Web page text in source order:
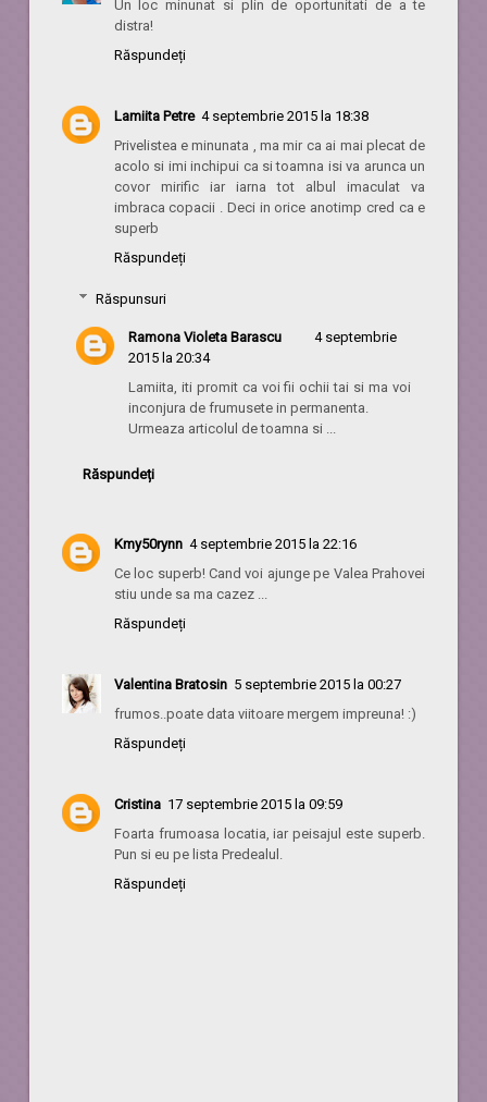
Un loc minunat si plin de oportunitati de a te
distra!
Răspundeți
Lamiita Petre 4 septembrie 2015 la 18:38
Privelistea e minunata , ma mir ca ai mai plecat de
acolo si imi inchipui ca si toamna isi va arunca un
covor mirific iar iarna tot albul imaculat va
imbraca copacii . Deci in orice anotimp cred ca e
superb
Răspundeți
Răspunsuri
Ramona Violeta Barascu
4 septembrie
2015 la 20:34
Lamiita, iti promit ca voi fii ochii tai si ma voi
inconjura de frumusete in permanenta.
Urmeaza articolul de toamna si ...
Răspundeți
Kmy50rynn 4 septembrie 2015 la 22:16
Ce loc superb! Cand voi ajunge pe Valea Prahovei
stiu unde sa ma cazez ...
Răspundeți
Valentina Bratosin 5 septembrie 2015 la 00:27
frumos..poate data viitoare mergem impreuna! :)
Răspundeți
Cristina 17 septembrie 2015 la 09:59
Foarta frumoasa locatia, iar peisajul este superb.
Pun si eu pe lista Predealul.
Răspundeți